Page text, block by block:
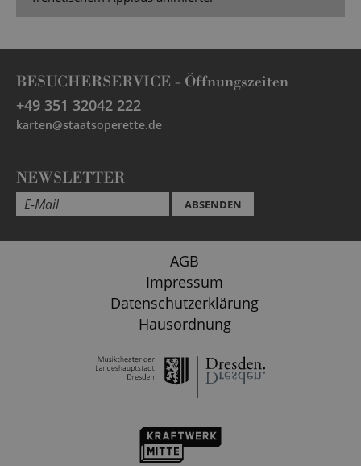
BESUCHERSERVICE - Öffnungszeiten
+49 351 32042 222
karten@staatsoperette.de
NEWSLETTER
ABSENDEN
AGB
Impressum
Datenschutzerklärung
Hausordnung